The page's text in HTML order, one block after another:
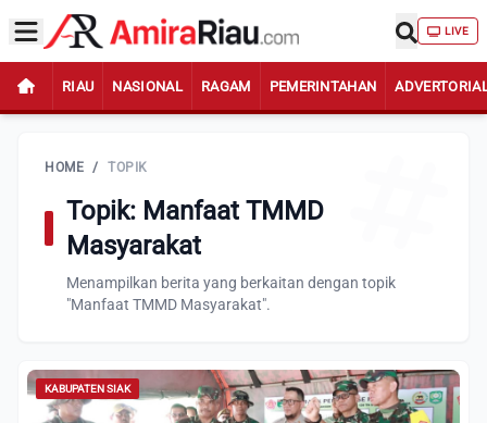
LIVE
RIAU NASIONAL RAGAM PEMERINTAHAN
HOME / TOPIK
Topik: Manfaat TMMD
Masyarakat
Menampilkan berita yang berkaitan dengan topik
"Manfaat TMMD Masyarakat".
KABUPATEN SIAK